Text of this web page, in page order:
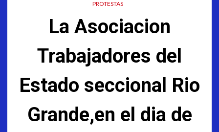
PROTESTAS
La Asociacion
Trabajadores del
Estado seccional Rio
Grande,en el dia de